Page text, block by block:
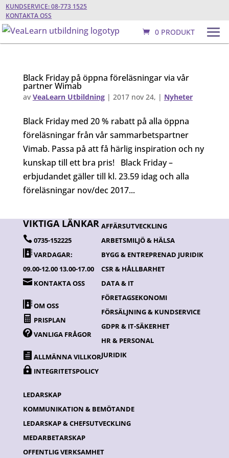
KUNDSERVICE: 08-773 1525
KONTAKTA OSS
0 PRODUKT
Black Friday på öppna föreläsningar via vår
partner Wimab
av VeaLearn Utbildning| 2017 nov 24, | Nyheter
Black Friday med 20 % rabatt på alla öppna
föreläsningar från vår sammarbetspartner
Vimab. Passa på att få härlig inspiration och ny
kunskap till ett bra pris! Black Friday –
erbjudandet gäller till kl. 23.59 idag och alla
föreläsningar nov/dec 2017...
VIKTIGA LÄNKAR
0735-152225
VARDAGAR:
09.00-12.00 13.00-17.00
 KONTAKTA OSS
OM OSS
 PRISPLAN
VANLIGA FRÅGOR
 ALLMÄNNA VILLKOR
 INTEGRITETSPOLICY
AFFÄRSUTVECKLING
ARBETSMILJÖ & HÄLSA
BYGG & ENTREPRENAD JURIDIK
CSR & HÅLLBARHET
DATA & IT
FÖRETAGSEKONOMI
FÖRSÄLJNING & KUNDSERVICE
GDPR & IT-SÄKERHET
HR & PERSONAL
JURIDIK
LEDARSKAP
KOMMUNIKATION & BEMÖTANDE
LEDARSKAP & CHEFSUTVECKLING
MEDARBETARSKAP
OFFENTLIG VERKSAMHET